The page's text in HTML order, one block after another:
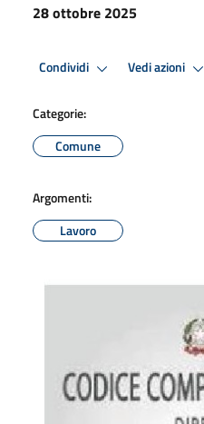
28 ottobre 2025
Condividi Vedi azioni
Categorie:
Comune
Argomenti:
Lavoro